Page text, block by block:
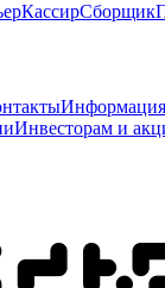
КассирСборщик
Инвесторам и